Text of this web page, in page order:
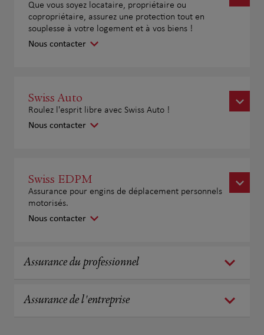
Que vous soyez locataire, propriétaire ou
copropriétaire, assurez une protection tout en
souplesse à votre logement et à vos biens !
Nous contacter
Swiss Auto
Roulez l'esprit libre avec Swiss Auto !
Nous contacter
Swiss EDPM
Assurance pour engins de déplacement personnels
motorisés.
Nous contacter
Assurance du professionnel
Assurance de l'entreprise